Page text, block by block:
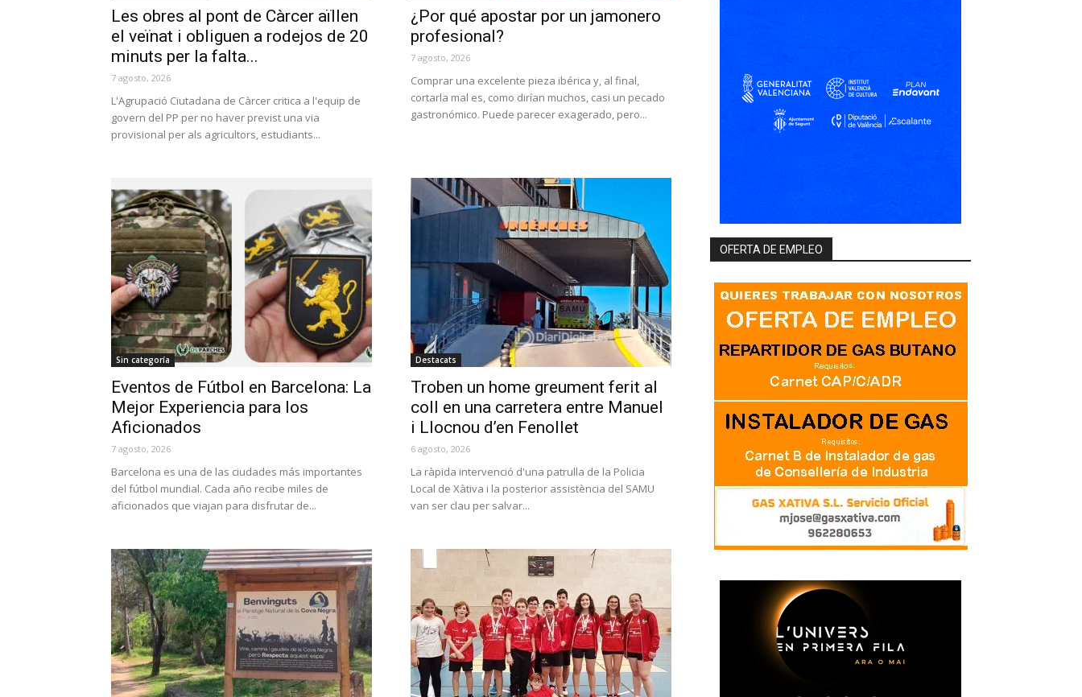
Les obres al pont de Càrcer aïllen
el veïnat i obliguen a rodejos de 20
minuts per la falta...
7 agosto, 2026
L'Agrupació Ciutadana de Càrcer critica a l'equip de
govern del PP per no haver previst una via
provisional per als agricultors, estudiants...
¿Por qué apostar por un jamonero
profesional?
7 agosto, 2026
Comprar una excelente pieza ibérica y, al final,
cortarla mal es, como dirían muchos, casi un pecado
gastronómico. Puede parecer exagerado, pero...
Sin categoría
Eventos de Fútbol en Barcelona: La
Mejor Experiencia para los
Aficionados
7 agosto, 2026
Barcelona es una de las ciudades más importantes
del fútbol mundial. Cada año recibe miles de
aficionados que viajan para disfrutar de...
Destacats
Troben un home greument ferit al
coll en una carretera entre Manuel
i Llocnou d’en Fenollet
6 agosto, 2026
La ràpida intervenció d'una patrulla de la Policia
Local de Xàtiva i la posterior assistència del SAMU
van ser clau per salvar...
OFERTA DE EMPLEO